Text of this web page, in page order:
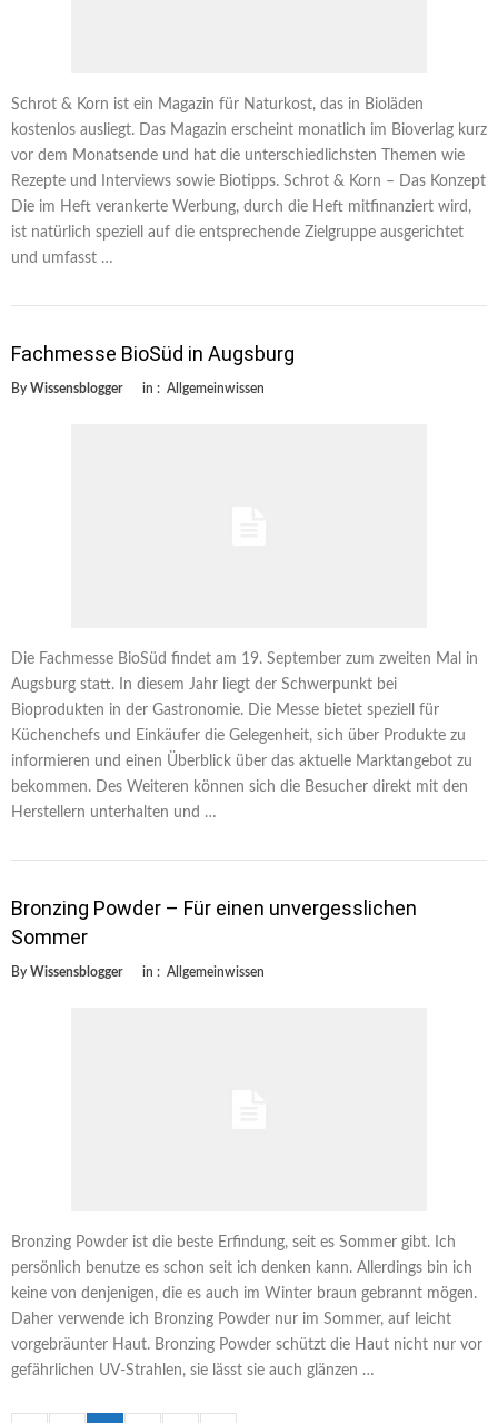
Schrot & Korn ist ein Magazin für Naturkost, das in Bioläden
kostenlos ausliegt. Das Magazin erscheint monatlich im Bioverlag kurz
vor dem Monatsende und hat die unterschiedlichsten Themen wie
Rezepte und Interviews sowie Biotipps. Schrot & Korn – Das Konzept
Die im Heft verankerte Werbung, durch die Heft mitfinanziert wird,
ist natürlich speziell auf die entsprechende Zielgruppe ausgerichtet
und umfasst …
Fachmesse BioSüd in Augsburg
By Wissensblogger in : Allgemeinwissen
Die Fachmesse BioSüd findet am 19. September zum zweiten Mal in
Augsburg statt. In diesem Jahr liegt der Schwerpunkt bei
Bioprodukten in der Gastronomie. Die Messe bietet speziell für
Küchenchefs und Einkäufer die Gelegenheit, sich über Produkte zu
informieren und einen Überblick über das aktuelle Marktangebot zu
bekommen. Des Weiteren können sich die Besucher direkt mit den
Herstellern unterhalten und …
Bronzing Powder – Für einen unvergesslichen
Sommer
By Wissensblogger in : Allgemeinwissen
Bronzing Powder ist die beste Erfindung, seit es Sommer gibt. Ich
persönlich benutze es schon seit ich denken kann. Allerdings bin ich
keine von denjenigen, die es auch im Winter braun gebrannt mögen.
Daher verwende ich Bronzing Powder nur im Sommer, auf leicht
vorgebräunter Haut. Bronzing Powder schützt die Haut nicht nur vor
gefährlichen UV-Strahlen, sie lässt sie auch glänzen …